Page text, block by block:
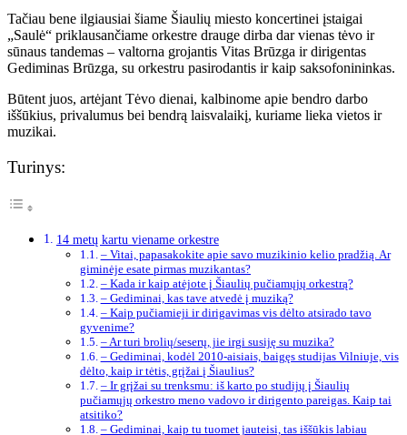
Tačiau bene ilgiausiai šiame Šiaulių miesto koncertinei įstaigai
„Saulė“ priklausančiame orkestre drauge dirba dar vienas tėvo ir
sūnaus tandemas – valtorna grojantis Vitas Brūzga ir dirigentas
Gediminas Brūzga, su orkestru pasirodantis ir kaip saksofonininkas.
Būtent juos, artėjant Tėvo dienai, kalbinome apie bendro darbo
iššūkius, privalumus bei bendrą laisvalaikį, kuriame lieka vietos ir
muzikai.
Turinys:
14 metų kartu viename orkestre
– Vitai, papasakokite apie savo muzikinio kelio pradžią. Ar
giminėje esate pirmas muzikantas?
– Kada ir kaip atėjote į Šiaulių pučiamųjų orkestrą?
– Gediminai, kas tave atvedė į muziką?
– Kaip pučiamieji ir dirigavimas vis dėlto atsirado tavo
gyvenime?
– Ar turi brolių/seserų, jie irgi susiję su muzika?
– Gediminai, kodėl 2010-aisiais, baigęs studijas Vilniuje, vis
dėlto, kaip ir tėtis, grįžai į Šiaulius?
– Ir grįžai su trenksmu: iš karto po studijų į Šiaulių
pučiamųjų orkestro meno vadovo ir dirigento pareigas. Kaip tai
atsitiko?
– Gediminai, kaip tu tuomet jauteisi, tas iššūkis labiau